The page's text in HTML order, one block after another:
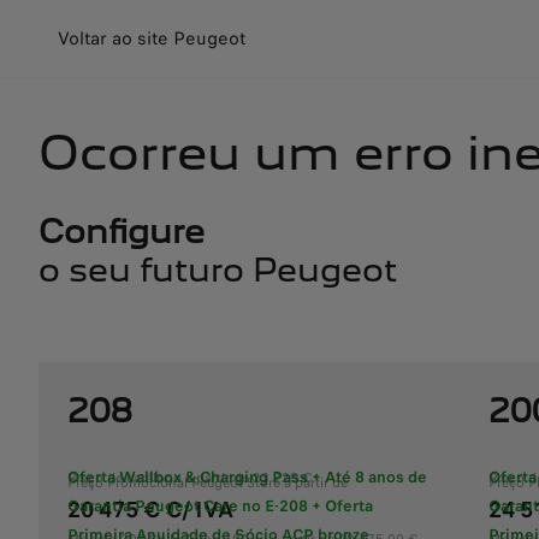
Voltar ao site Peugeot
Ocorreu um erro
Configure
o seu futuro Peugeot
208
Oferta Wallbox & Charging Pass + Até 8 anos de
Garantia Peugeot Care no E-208 + Oferta
Preço de catálogo a partir de 23 225 €
Preço Promocional Peugeot Store a partir de
20 475 € C/ IVA
Preço
Preço
24